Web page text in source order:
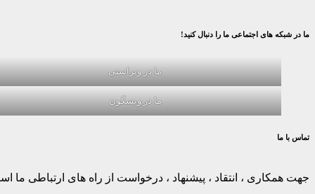
ما در شبکه های اجتماعی ما را دنبال کنید!
ما در ویراستی
ما در ویسگون
تماس با ما
جهت همکاری ، انتقاد ، پیشنهاد ، درخواست از راه های ارتباطی ما